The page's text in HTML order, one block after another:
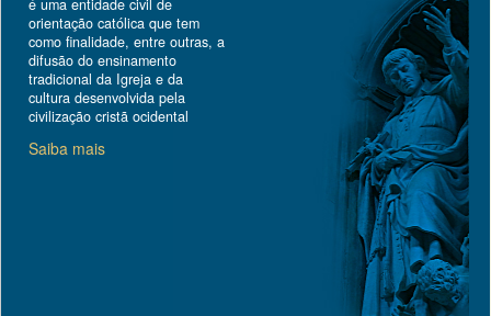
é uma entidade civil de
orientação católica que tem
como finalidade, entre outras, a
difusão do ensinamento
tradicional da Igreja e da
cultura desenvolvida pela
civilização cristã ocidental
Saiba mais